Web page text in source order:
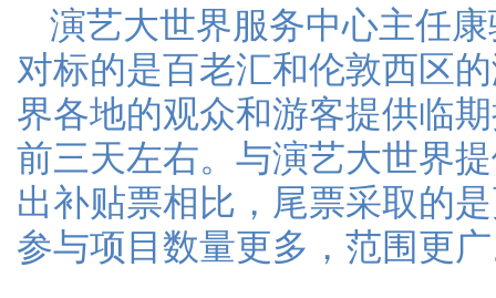
演艺大世界服务中心主任
对标的是百老汇和伦敦西区
界各地的观众和游客提供临
前三天左右。与演艺大世界
出补贴票相比，尾票采取的
参与项目数量更多，范围更